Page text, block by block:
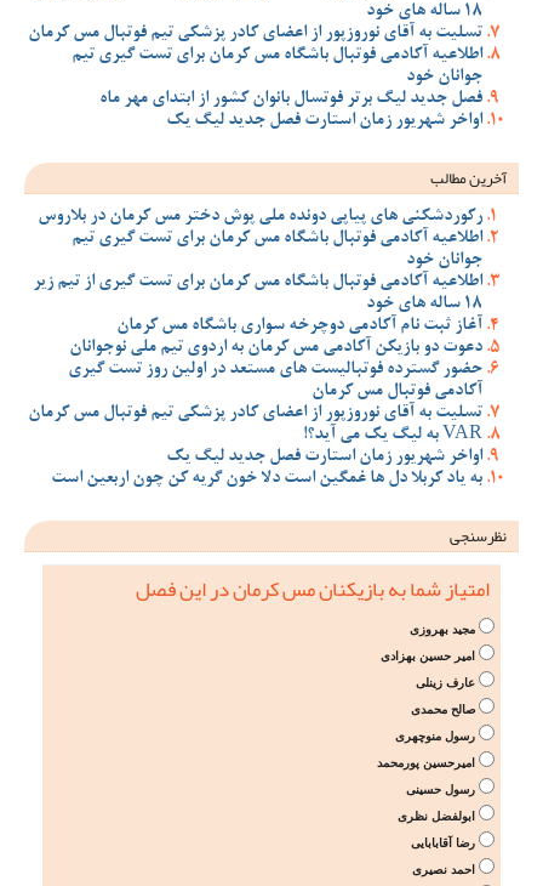
18 ساله های خود
تسلیت به آقای نوروزپور از اعضای کادر پزشکی تیم فوتبال مس کرمان
اطلاعیه آکادمی فوتبال باشگاه مس کرمان برای تست گیری تیم
جوانان خود
فصل جدید لیگ برتر فوتسال بانوان کشور از ابتدای مهر ماه
اواخر شهریور زمان استارت فصل جدید لیگ یک
آخرین مطالب
رکوردشکنی های پیاپی دونده ملی پوش دختر مس کرمان در بلاروس
اطلاعیه آکادمی فوتبال باشگاه مس کرمان برای تست گیری تیم
جوانان خود
اطلاعیه آکادمی فوتبال باشگاه مس کرمان برای تست گیری از تیم زیر
18 ساله های خود
آغاز ثبت نام آکادمی دوچرخه سواری باشگاه مس کرمان
دعوت دو بازیکن آکادمی مس کرمان به اردوی تیم ملی نوجوانان
حضور گسترده فوتبالیست های مستعد در اولین روز تست گیری
آکادمی فوتبال مس کرمان
تسلیت به آقای نوروزپور از اعضای کادر پزشکی تیم فوتبال مس کرمان
VAR به لیگ یک می آید؟!
اواخر شهریور زمان استارت فصل جدید لیگ یک
به یاد کربلا دل ها غمگین است دلا خون گریه کن چون اربعین است
نظرسنجی
امتیاز شما به بازیکنان مس کرمان در این فصل
مجید بهروزی
امیر حسین بهزادی
عارف زینلی
صالح محمدی
رسول منوچهری
امیرحسین پورمحمد
رسول حسینی
ابولفضل نظری
رضا آقابابایی
احمد نصیری